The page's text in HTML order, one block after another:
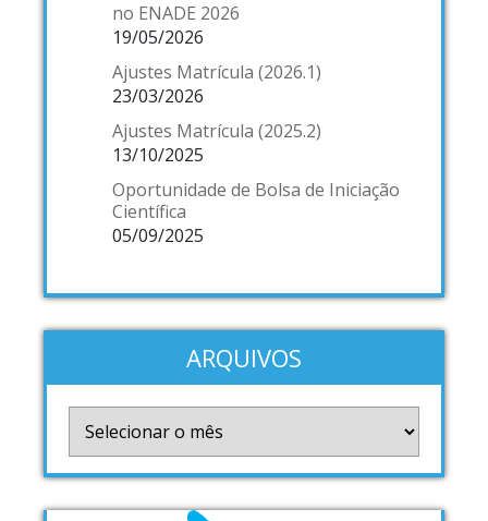
no ENADE 2026
19/05/2026
Ajustes Matrícula (2026.1)
23/03/2026
Ajustes Matrícula (2025.2)
13/10/2025
Oportunidade de Bolsa de Iniciação
Científica
05/09/2025
ARQUIVOS